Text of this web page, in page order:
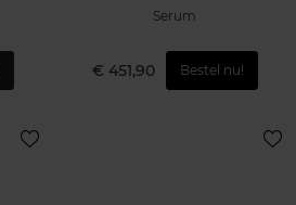
Serum
€ 451,90 Bestel nu!